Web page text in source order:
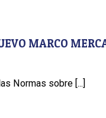
MARCO
Normas sobre [...]